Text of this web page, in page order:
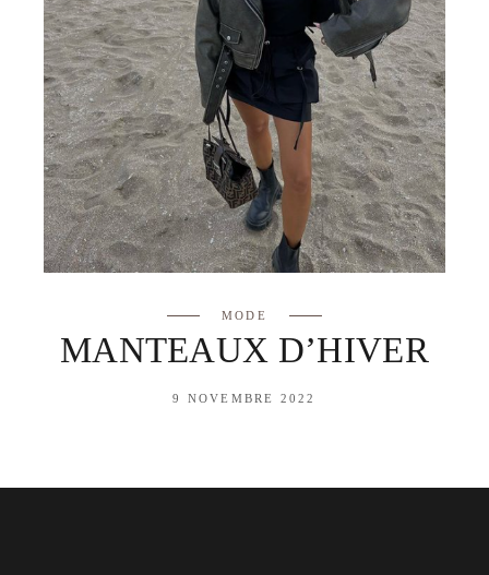
MODE
MANTEAUX D’HIVER
9 NOVEMBRE 2022